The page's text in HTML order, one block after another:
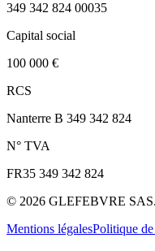
349 342 824 00035
Capital social
100 000 €
RCS
Nanterre B 349 342 824
N° TVA
FR35 349 342 824
© 2026 GLEFEBVRE SAS.
Mentions légalesPolitique